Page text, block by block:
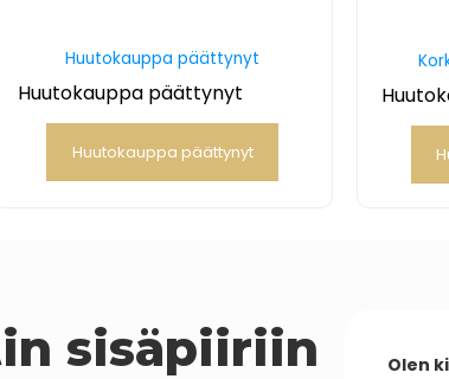
Huutokauppa päättynyt
Huutokauppa päättynyt
Huutokauppa päättynyt
sisäpiiriin
Olen